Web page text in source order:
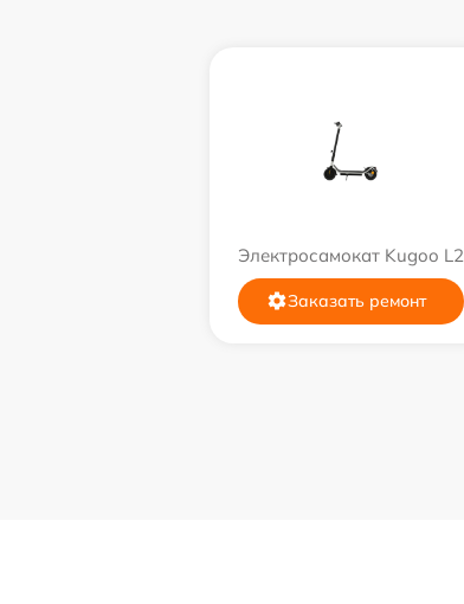
Электросамокат Kugoo L2
Заказать ремонт